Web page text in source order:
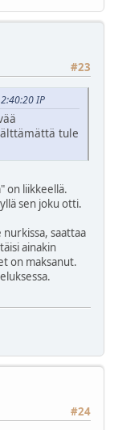
#23
IP
tule
on liikkeellä.
sen joku otti.
saattaa
ainakin
on maksanut.
#24